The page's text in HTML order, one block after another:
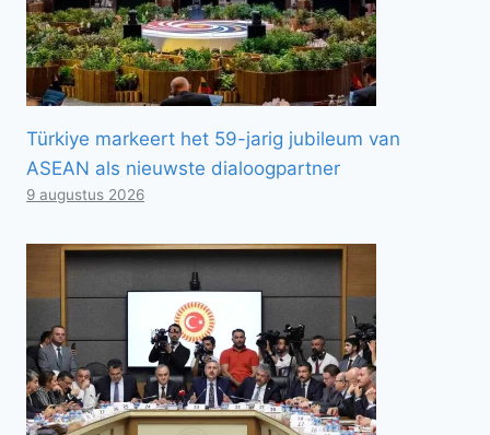
Türkiye markeert het 59-jarig jubileum van
ASEAN als nieuwste dialoogpartner
9 augustus 2026